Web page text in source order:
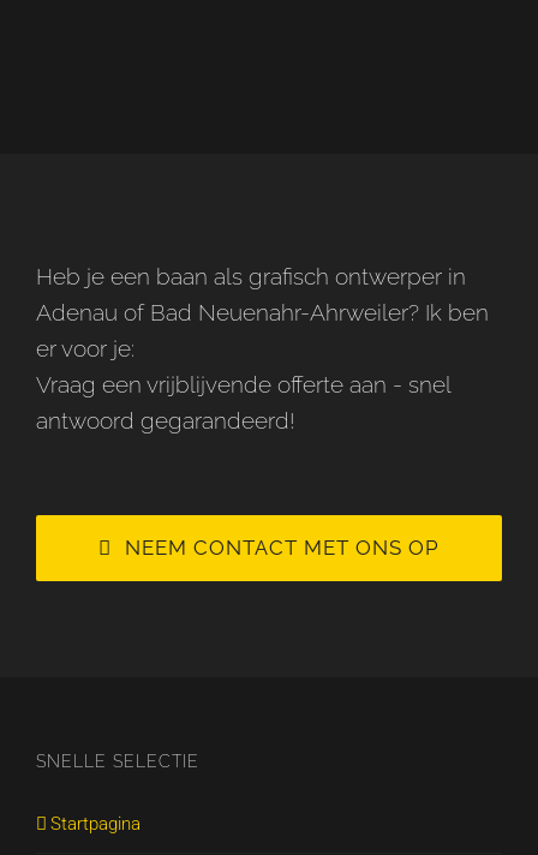
Heb je een baan als grafisch ontwerper in
Adenau of Bad Neuenahr-Ahrweiler? Ik ben
er voor je:
Vraag een vrijblijvende offerte aan - snel
antwoord gegarandeerd!
NEEM CONTACT MET ONS OP
SNELLE SELECTIE
Startpagina